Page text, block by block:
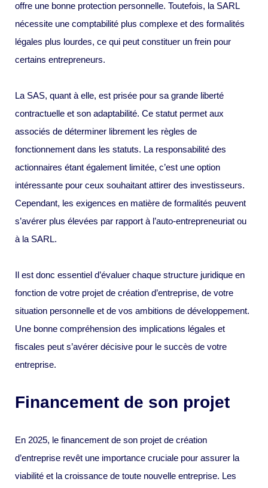
offre une bonne protection personnelle. Toutefois, la SARL
nécessite une comptabilité plus complexe et des formalités
légales plus lourdes, ce qui peut constituer un frein pour
certains entrepreneurs.
La SAS, quant à elle, est prisée pour sa grande liberté
contractuelle et son adaptabilité. Ce statut permet aux
associés de déterminer librement les règles de
fonctionnement dans les statuts. La responsabilité des
actionnaires étant également limitée, c’est une option
intéressante pour ceux souhaitant attirer des investisseurs.
Cependant, les exigences en matière de formalités peuvent
s’avérer plus élevées par rapport à l’auto-entrepreneuriat ou
à la SARL.
Il est donc essentiel d’évaluer chaque structure juridique en
fonction de votre projet de création d’entreprise, de votre
situation personnelle et de vos ambitions de développement.
Une bonne compréhension des implications légales et
fiscales peut s’avérer décisive pour le succès de votre
entreprise.
Financement de son projet
En 2025, le financement de son projet de création
d’entreprise revêt une importance cruciale pour assurer la
viabilité et la croissance de toute nouvelle entreprise. Les